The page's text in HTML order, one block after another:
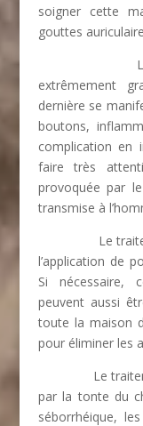
soigner cette
gouttes
La
extrêmement
dernière se
boutons,
complication en
faire très
provoquée par
transmise à
Le traitement
l’application de
Si nécessaire,
peuvent aussi
toute la maison
pour éliminer les
Le traitement
par la tonte du
séborrhéique,